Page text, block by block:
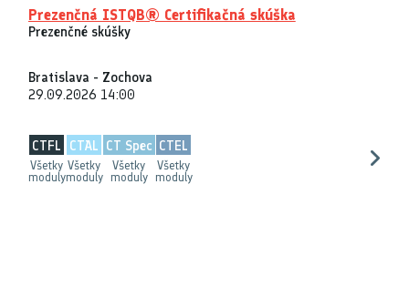
Prezenčná ISTQB® Certifikačná skúška
Prezenčné skúšky
Bratislava - Zochova
29.09.2026 14:00
CTFL
Všetky
moduly
CTAL
Všetky
moduly
CT Spec
Všetky
moduly
CTEL
Všetky
moduly